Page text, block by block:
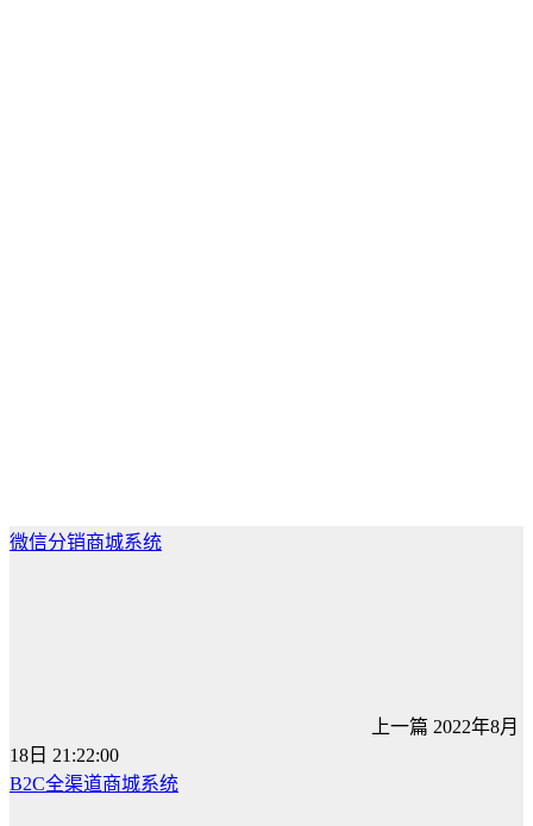
微信分销商城系统
上一篇 2022年8月
18日 21:22:00
B2C全渠道商城系统